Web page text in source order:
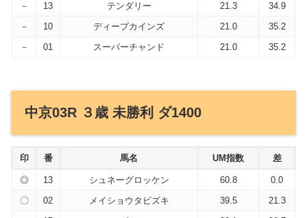
－
13 テンダリー 21.3
34.9
－
10 ディープカインズ 21.0
35.2
－
01 スーパーチャンド 21.0 35.2
中京03R ３歳 未勝利 ダ1400
印 番 馬名 UM指数 差
◎ 13 シュネーグロッケン 60.8
0.0
〇
02 メイショウタビズキ 39.5
21.3